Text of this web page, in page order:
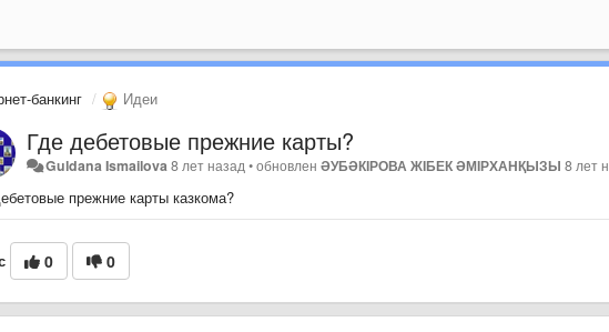
банкинг Идеи
Где дебетовые прежние карты?
Guldana Ismailova 8 лет назад •обновлен ӘУБӘКІРОВА ЖІБЕК ӘМІРХАНҚЫЗЫ 8 лет
прежние карты казкома?
0 0